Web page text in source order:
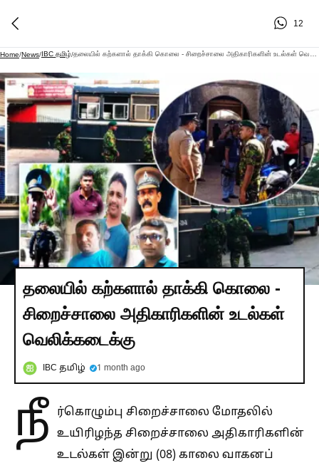
12
Home/News/IBC தமிழ்/
தலையில் கற்களால் தாக்கி கொலை -
சிறைச்சாலை அதிகாரிகளின் உடல்கள்
வெலிக்கடைக்கு
IBC தமிழ் 1 month ago
நீ ர்கொழும்பு சிறைச்சாலை மோதலில்
உயிரிழந்த சிறைச்சாலை அதிகாரிகளின்
உடல்கள் இன்று (08) காலை வாகனப்